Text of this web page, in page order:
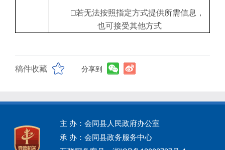
□若无法按照指定方式提供所需信息，
也可接受其他方式
稿件收藏 分享到
主 办：会同县人民政府办公室
承 办：会同县政务服务中心